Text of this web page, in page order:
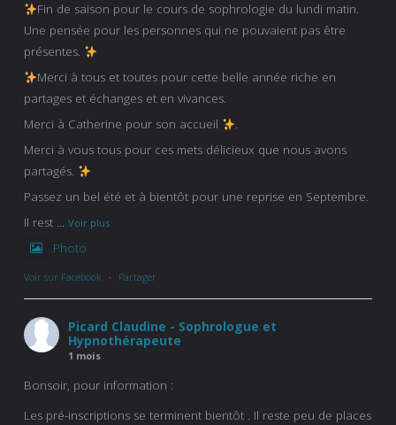
Fin de saison pour le cours de sophrologie du lundi matin.
Une pensée pour les personnes qui ne pouvaient pas être
présentes.
Merci à tous et toutes pour cette belle année riche en
partages et échanges et en vivances.
Merci à Catherine pour son accueil
.
Merci à vous tous pour ces mets délicieux que nous avons
partagés.
Passez un bel été et à bientôt pour une reprise en Septembre.
Il rest ... Voir plus
Photo
Voir sur Facebook · Partager
Picard Claudine - Sophrologue et
Hypnothérapeute
1 mois
Bonsoir, pour information :
Les pré-inscriptions se terminent bientôt . Il reste peu de places